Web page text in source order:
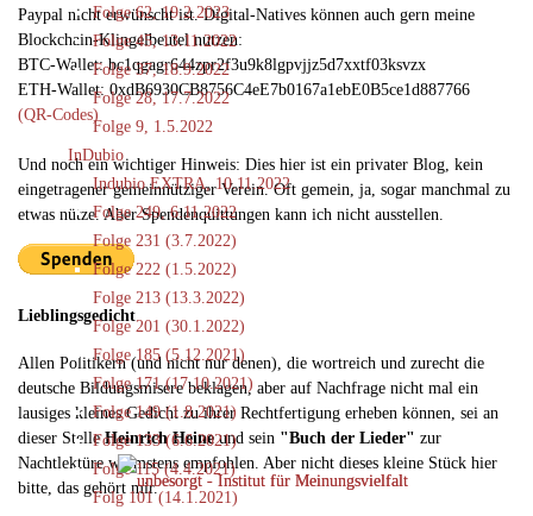
Folge 62, 19.2.2023
Folge 45, 13.11.2022
Folge 37, 18.9.2022
Folge 28, 17.7.2022
Folge 9, 1.5.2022
InDubio
Indubio EXTRA, 10.11.2022
Folge 249, 6.11.2022
Folge 231 (3.7.2022)
Folge 222 (1.5.2022)
Folge 213 (13.3.2022)
Folge 201 (30.1.2022)
Folge 185 (5.12.2021)
Folge 171 (17.10.2021)
Folge 149 (1.8.2021)
Folge 133 (6.6.2021)
Folge 115 (4.4.2021)
Folg 101 (14.1.2021)
Paypal nicht erwünscht ist. Digital-Natives können auch gern meine
Blockchain-Klingelbeutel nutzen:
BTC-Wallet: bc1qgagr644zpr2f3u9k8lgpvjjz5d7xxtf03ksvzx
ETH-Wallet: 0xdB6930CB8756C4eE7b0167a1ebE0B5ce1d887766
(QR-Codes)
Und noch ein wichtiger Hinweis: Dies hier ist ein privater Blog, kein
eingetragener gemeinnütziger Verein. Oft gemein, ja, sogar manchmal zu
etwas nütze. Aber Spendenquittungen kann ich nicht ausstellen.
Lieblingsgedicht
Allen Politikern (und nicht nur denen), die wortreich und zurecht die
deutsche Bildungsmisere beklagen, aber auf Nachfrage nicht mal ein
lausiges kleines Gedicht zu ihrer Rechtfertigung erheben können, sei an
dieser StelleHeinrich Heineund sein "Buch der Lieder" zur
Nachtlektüre wärmstens empfohlen. Aber nicht dieses kleine Stück hier
bitte, das gehört mir.